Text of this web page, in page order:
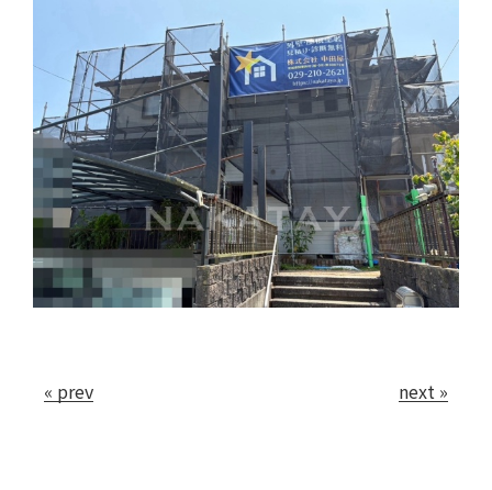
会社案内
お問い合わせ
« prev next »